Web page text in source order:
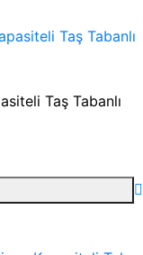
Taş Tabanlı